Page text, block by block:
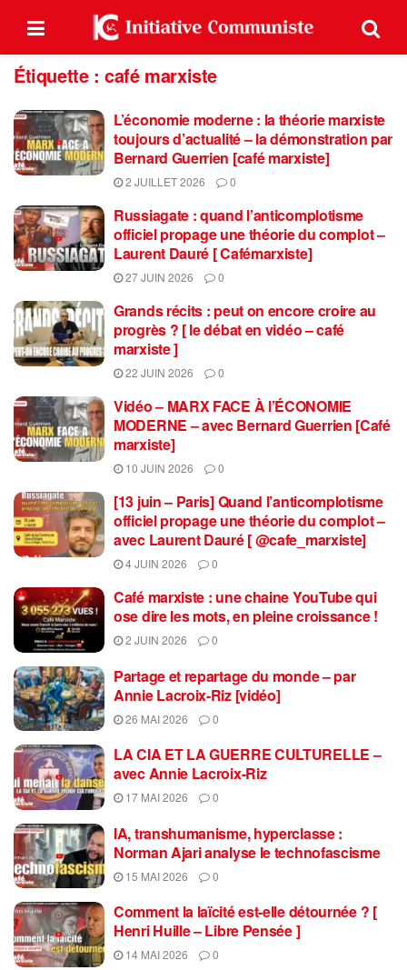
Étiquette :café marxiste
L’économie moderne : la théorie marxiste
toujours d’actualité – la démonstration par
Bernard Guerrien [café marxiste]
2 JUILLET 2026 0
Russiagate : quand l’anticomplotisme
officiel propage une théorie du complot –
Laurent Dauré [ Cafémarxiste]
27 JUIN 2026 0
Grands récits : peut on encore croire au
progrès ? [ le débat en vidéo – café
marxiste ]
22 JUIN 2026 0
Vidéo – MARX FACE À l’ÉCONOMIE
MODERNE – avec Bernard Guerrien [Café
marxiste]
10 JUIN 2026 0
[13 juin – Paris] Quand l’anticomplotisme
officiel propage une théorie du complot –
avec Laurent Dauré [ @cafe_marxiste]
4 JUIN 2026 0
Café marxiste : une chaine YouTube qui
ose dire les mots, en pleine croissance !
2 JUIN 2026 0
Partage et repartage du monde – par
Annie Lacroix-Riz [vidéo]
26 MAI 2026 0
LA CIA ET LA GUERRE CULTURELLE –
avec Annie Lacroix-Riz
17 MAI 2026 0
IA, transhumanisme, hyperclasse :
Norman Ajari analyse le technofascisme
15 MAI 2026 0
Comment la laïcité est-elle détournée ? [
Henri Huille – Libre Pensée ]
14 MAI 2026 0